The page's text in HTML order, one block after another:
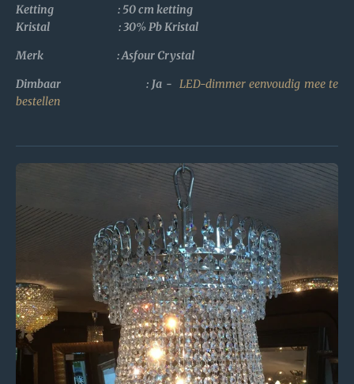
Ketting : 50 cm ketting
Kristal :30% Pb Kristal
Merk : Asfour Crystal
Dimbaar : Ja - LED-dimmer eenvoudig mee te
bestellen